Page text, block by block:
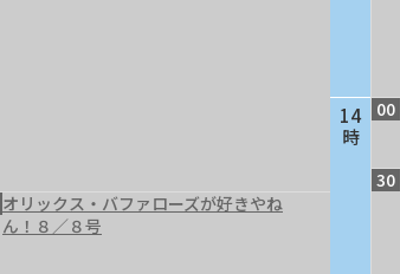
オリックス・バファローズが好きやね
ん！８／８号
14
時
00
30